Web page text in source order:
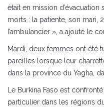
était en mission d’évacuation
morts : la patiente, son mari,
l’ambulancier », a ajouté le
Mardi, deux femmes ont été
pareilles lorsque leur
dans la province du Yagha,
Le Burkina Faso est
particulier dans les régions